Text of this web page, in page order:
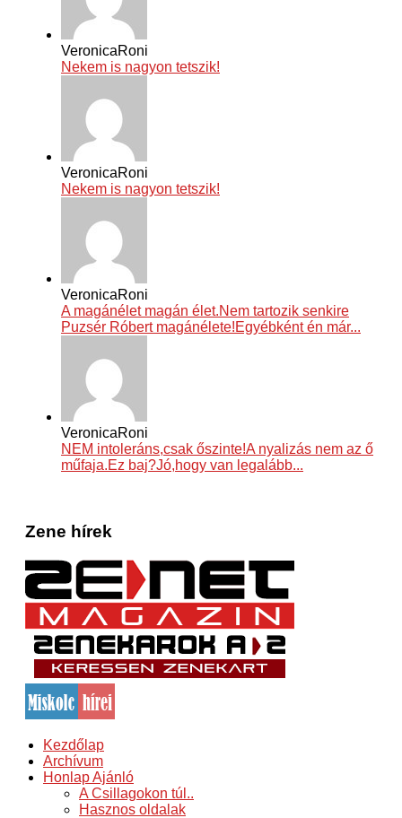
VeronicaRoni
Nekem is nagyon tetszik!
VeronicaRoni
Nekem is nagyon tetszik!
VeronicaRoni
A magánélet magán élet.Nem tartozik senkire
Puzsér Róbert magánélete!Egyébként én már...
VeronicaRoni
NEM intoleráns,csak őszinte!A nyalizás nem az ő
műfaja.Ez baj?Jó,hogy van legalább...
Zene hírek
Kezdőlap
Archívum
Honlap Ajánló
A Csillagokon túl..
Hasznos oldalak